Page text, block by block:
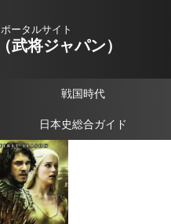
ータルサイト
将ジャパン）
戦国時代
日本史総合ガイド